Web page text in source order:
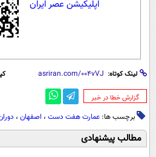
اپلیکیشن عصر ایران
لینک کوتاه:
‌گزارش خطا در خبر
برچسب ها: عمارت هفت دست ، اصفهان ،
مطالب پیشنهادی